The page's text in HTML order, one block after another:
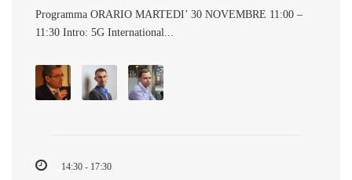
Programma ORARIO MARTEDI’ 30 NOVEMBRE 11:00 –
11:30 Intro: 5G International...
14:30 - 17:30